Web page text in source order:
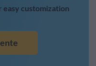
customization